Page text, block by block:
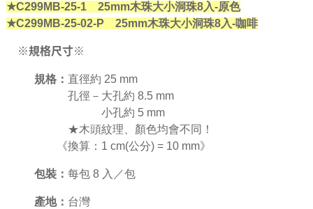
★C299MB-25-1 25mm木珠大小洞珠8入-原色
★C299MB-25-02-P 25mm木珠大小洞珠8入-咖啡
※規格尺寸※
規格： 直徑約 25 mm
孔徑－大孔約 8.5 mm
小孔約 5 mm
★木頭紋理、顏色均會不同！
《換算：1 cm(公分) = 10 mm》
包裝： 每包 8 入／包
產地： 台灣